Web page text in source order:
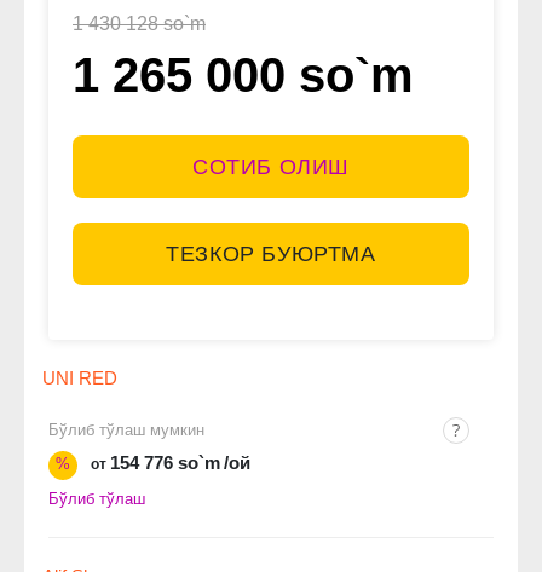
1 430 128 so`m
1 265 000 so`m
СОТИБ ОЛИШ
ТЕЗКОР БУЮРТМА
UNI RED
Бўлиб тўлаш мумкин
%
от 154 776 so`m/ой
Бўлиб тўлаш